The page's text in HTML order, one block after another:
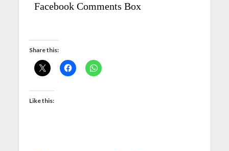
Facebook Comments Box
Share this:
Like this: